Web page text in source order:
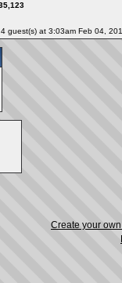
guest(s) at 3:03am Feb 04,
Create your